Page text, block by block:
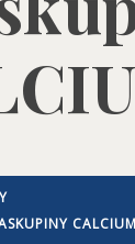
CALCIUM